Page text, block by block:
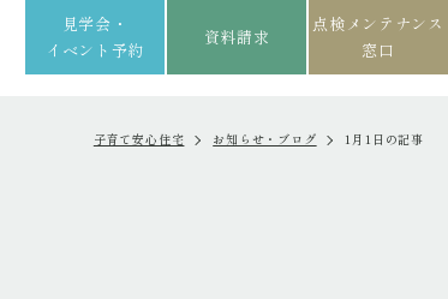
見学会・
イベント予約
資料請求
点検メンテナンス
窓口
子育て安心住宅 お知らせ・ブログ 1月1日の記事